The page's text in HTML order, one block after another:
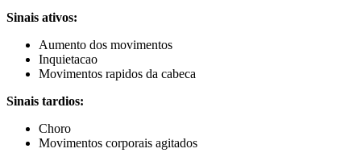
Sinais ativos:
Aumento dos movimentos
Inquietacao
Movimentos rapidos da cabeca
Sinais tardios:
Choro
Movimentos corporais agitados